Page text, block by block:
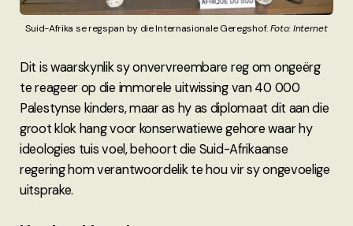
Suid-Afrika se regspan by die Internasionale Geregshof. Foto: Internet
Dit is waarskynlik sy onvervreembare reg om ongeërg
te reageer op die immorele uitwissing van 40 000
Palestynse kinders, maar as hy as diplomaat dit aan die
groot klok hang voor konserwatiewe gehore waar hy
ideologies tuis voel, behoort die Suid-Afrikaanse
regering hom verantwoordelik te hou vir sy ongevoelige
uitsprake.